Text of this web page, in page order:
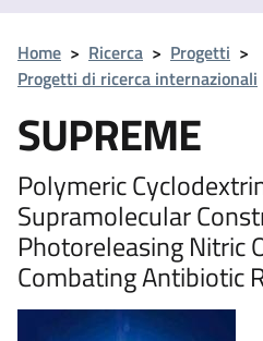
Home > Ricerca > Progetti >
Progetti di ricerca internazionali
SUPREME
Polymeric
Supramolecular
Photoreleasing Nitric
Combating Antibiotic